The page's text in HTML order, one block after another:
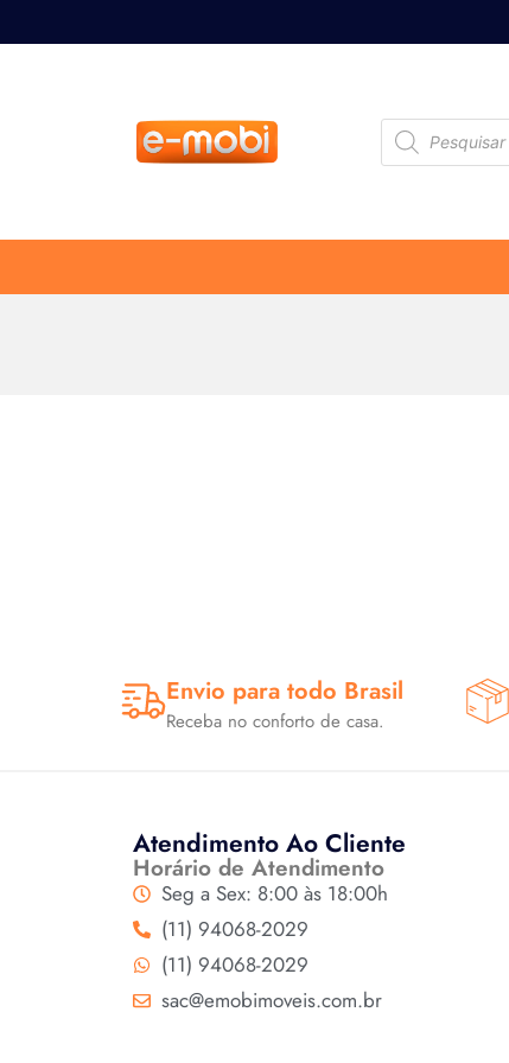
Envio para todo Brasil
Receba no conforto de casa.
Atendimento Ao Cliente
Horário de Atendimento
Seg a Sex: 8:00 às 18:00h
(11) 94068-2029
(11) 94068-2029
sac@emobimoveis.com.br